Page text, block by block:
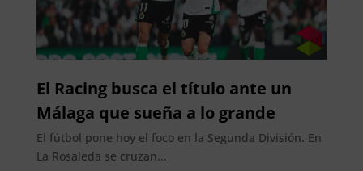
El Racing busca el título ante un
Málaga que sueña a lo grande
El fútbol pone hoy el foco en la Segunda División. En
La Rosaleda se cruzan...